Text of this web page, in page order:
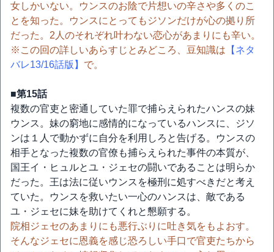
女しかいない。ウンスのお陰で片想いの辛さや多くのこ
とを知った。ウンスにとってもジソンだけが心の拠り所
だった。2人のそれぞれ叶わない恋心があまりにも辛い。
※この回の詳しいあらすじとみどころ、豆知識は 【ネタ
バレ13/16話版】 で。
■第15話
複数の官吏と密通していた罪で捕らえられたハンスの妹
ウンス。妹の窮地に感情的になっているハンスに、ジソ
ンは１人で動かずに自分を利用しろと告げる。ウンスの
相手となった複数の官僚も捕らえられた事件の本質が、
国王イ・ヒュルとユ・ジェセの闘いであることは明らか
だった。王は法に従いウンスを極刑に処すべきだと考え
ていた。ウンスを救いたい一心のハンスは、敵である
ユ・ジェセに妹を助けてくれと懇願する。
院相ジェセのあまりにも悪行ぶりに吐き気をもよおす。
そんなジェセに恩義を感じ恐ろしい手口で官吏たちから